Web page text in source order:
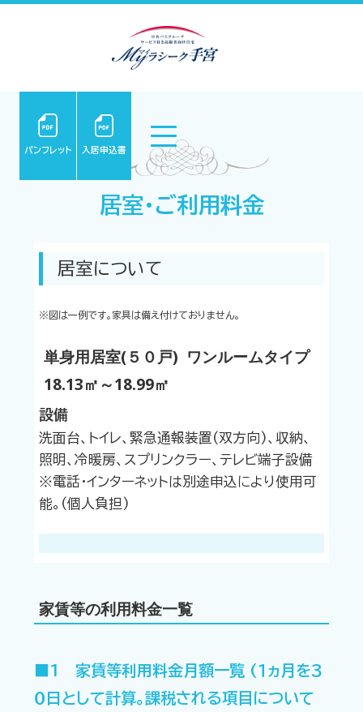
パンフレット 入居申込書
居室・ご利用料金
居室について
※図は一例です。家具は備え付けておりません。
単身用居室(５０戸) ワンルームタイプ
18.13㎡～18.99㎡
設備
洗面台、トイレ、緊急通報装置(双方向)、収納、
照明、冷暖房、スプリンクラー、テレビ端子設備
※電話・インターネットは別途申込により使用可
能。(個人負担)
家賃等の利用料金一覧
■1 家賃等利用料金月額一覧 (１ヵ月を３
０日として計算。課税される項目について